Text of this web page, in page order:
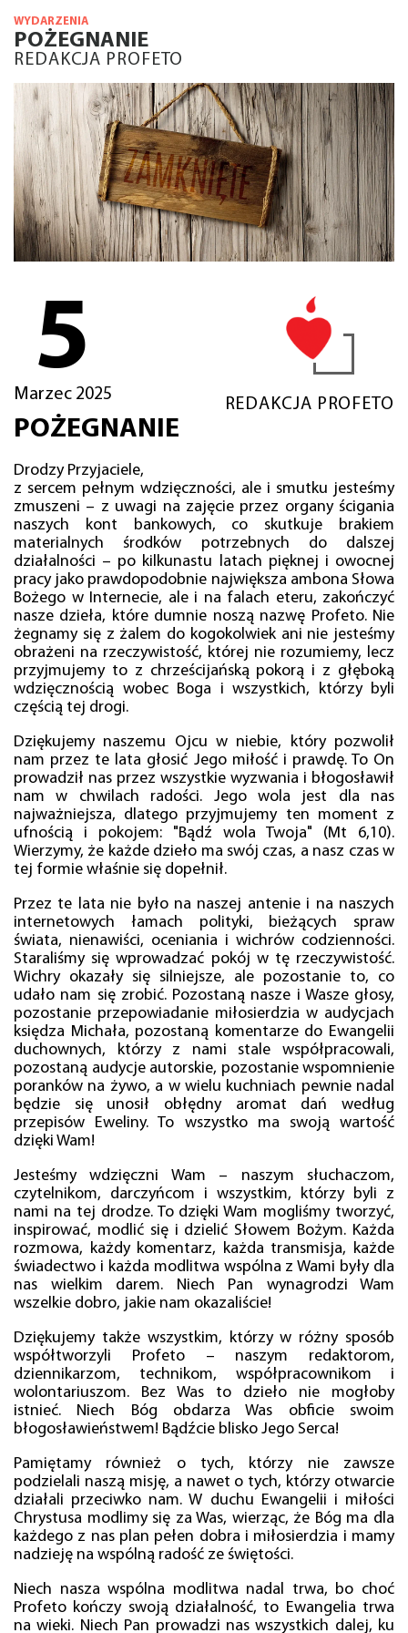
WYDARZENIA
POŻEGNANIE
REDAKCJA PROFETO
5
Marzec 2025
REDAKCJA PROFETO
POŻEGNANIE
Drodzy Przyjaciele,
z sercem pełnym wdzięczności, ale i smutku jesteśmy
zmuszeni – z uwagi na zajęcie przez organy ścigania
naszych kont bankowych, co skutkuje brakiem
materialnych środków potrzebnych do dalszej
działalności – po kilkunastu latach pięknej i owocnej
pracy jako prawdopodobnie największa ambona Słowa
Bożego w Internecie, ale i na falach eteru, zakończyć
nasze dzieła, które dumnie noszą nazwę Profeto. Nie
żegnamy się z żalem do kogokolwiek ani nie jesteśmy
obrażeni na rzeczywistość, której nie rozumiemy, lecz
przyjmujemy to z chrześcijańską pokorą i z głęboką
wdzięcznością wobec Boga i wszystkich, którzy byli
częścią tej drogi.
Dziękujemy naszemu Ojcu w niebie, który pozwolił
nam przez te lata głosić Jego miłość i prawdę. To On
prowadził nas przez wszystkie wyzwania i błogosławił
nam w chwilach radości. Jego wola jest dla nas
najważniejsza, dlatego przyjmujemy ten moment z
ufnością i pokojem: "Bądź wola Twoja" (Mt 6,10).
Wierzymy, że każde dzieło ma swój czas, a nasz czas w
tej formie właśnie się dopełnił.
Przez te lata nie było na naszej antenie i na naszych
internetowych łamach polityki, bieżących spraw
świata, nienawiści, oceniania i wichrów codzienności.
Staraliśmy się wprowadzać pokój w tę rzeczywistość.
Wichry okazały się silniejsze, ale pozostanie to, co
udało nam się zrobić. Pozostaną nasze i Wasze głosy,
pozostanie przepowiadanie miłosierdzia w audycjach
księdza Michała, pozostaną komentarze do Ewangelii
duchownych, którzy z nami stale współpracowali,
pozostaną audycje autorskie, pozostanie wspomnienie
poranków na żywo, a w wielu kuchniach pewnie nadal
będzie się unosił obłędny aromat dań według
przepisów Eweliny. To wszystko ma swoją wartość
dzięki Wam!
Jesteśmy wdzięczni Wam – naszym słuchaczom,
czytelnikom, darczyńcom i wszystkim, którzy byli z
nami na tej drodze. To dzięki Wam mogliśmy tworzyć,
inspirować, modlić się i dzielić Słowem Bożym. Każda
rozmowa, każdy komentarz, każda transmisja, każde
świadectwo i każda modlitwa wspólna z Wami były dla
nas wielkim darem. Niech Pan wynagrodzi Wam
wszelkie dobro, jakie nam okazaliście!
Dziękujemy także wszystkim, którzy w różny sposób
współtworzyli Profeto – naszym redaktorom,
dziennikarzom, technikom, współpracownikom i
wolontariuszom. Bez Was to dzieło nie mogłoby
istnieć. Niech Bóg obdarza Was obficie swoim
błogosławieństwem! Bądźcie blisko Jego Serca!
Pamiętamy również o tych, którzy nie zawsze
podzielali naszą misję, a nawet o tych, którzy otwarcie
działali przeciwko nam. W duchu Ewangelii i miłości
Chrystusa modlimy się za Was, wierząc, że Bóg ma dla
każdego z nas plan pełen dobra i miłosierdzia i mamy
nadzieję na wspólną radość ze świętości.
Niech nasza wspólna modlitwa nadal trwa, bo choć
Profeto kończy swoją działalność, to Ewangelia trwa
na wieki. Niech Pan prowadzi nas wszystkich dalej, ku